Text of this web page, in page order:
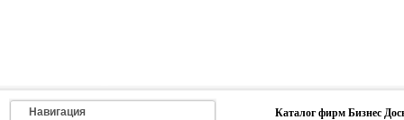
Навигация Каталог фирм Бизнес